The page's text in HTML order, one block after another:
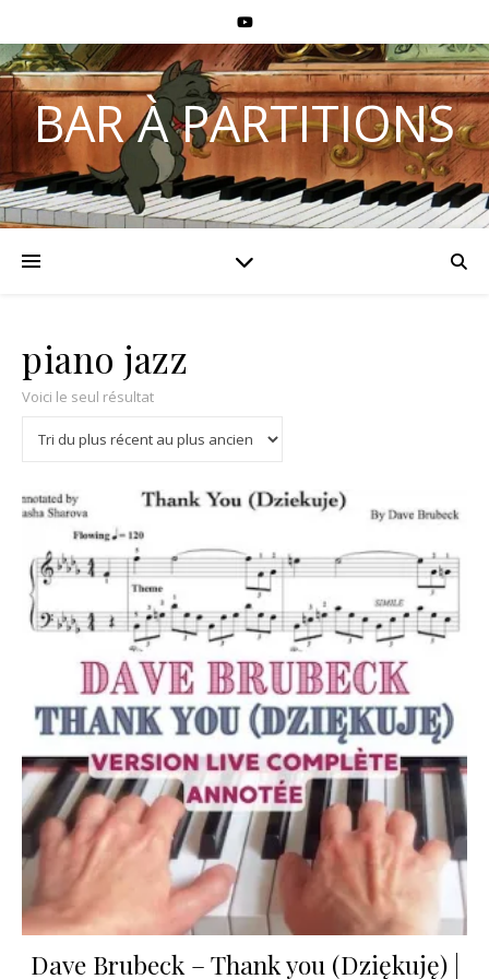
BAR À PARTITIONS
piano jazz
Voici le seul résultat
Dave Brubeck – Thank you (Dziękuję) |